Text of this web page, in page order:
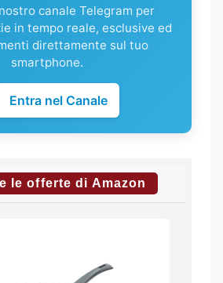
canale Telegram per
in tempo reale, esclusive ed
direttamente sul tuo
smartphone.
Entra nel Canale